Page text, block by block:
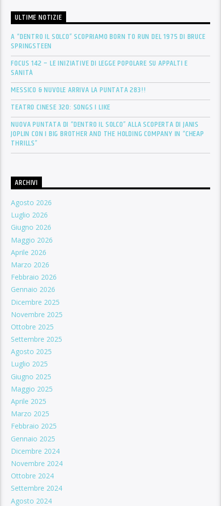
ULTIME NOTIZIE
A “DENTRO IL SOLCO” SCOPRIAMO BORN TO RUN DEL 1975 DI BRUCE
SPRINGSTEEN
FOCUS 142 – LE INIZIATIVE DI LEGGE POPOLARE SU APPALTI E
SANITÀ
MESSICO & NUVOLE ARRIVA LA PUNTATA 283!!
TEATRO CINESE 320: SONGS I LIKE
NUOVA PUNTATA DI “DENTRO IL SOLCO” ALLA SCOPERTA DI JANIS
JOPLIN CON I BIG BROTHER AND THE HOLDING COMPANY IN “CHEAP
THRILLS”
ARCHIVI
Agosto 2026
Luglio 2026
Giugno 2026
Maggio 2026
Aprile 2026
Marzo 2026
Febbraio 2026
Gennaio 2026
Dicembre 2025
Novembre 2025
Ottobre 2025
Settembre 2025
Agosto 2025
Luglio 2025
Giugno 2025
Maggio 2025
Aprile 2025
Marzo 2025
Febbraio 2025
Gennaio 2025
Dicembre 2024
Novembre 2024
Ottobre 2024
Settembre 2024
Agosto 2024